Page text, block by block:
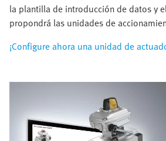
la plantilla de introducción de datos y
propondrá las unidades de
¡Configure ahora una unidad de